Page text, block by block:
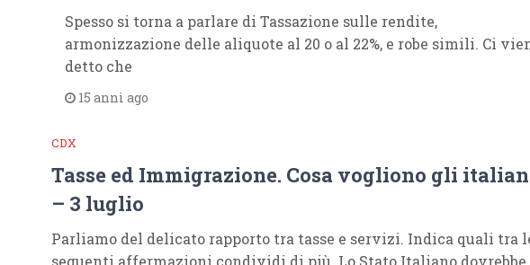
Spesso si torna a parlare di Tassazione sulle rendite,
armonizzazione delle aliquote al 20 o al 22%, e robe simili. Ci
detto che
15 anni ago
CDX
Tasse ed Immigrazione. Cosa vogliono gli
– 3 luglio
Parliamo del delicato rapporto tra tasse e servizi. Indica quali tra
seguenti affermazioni condividi di più. Lo Stato Italiano dovrebbe